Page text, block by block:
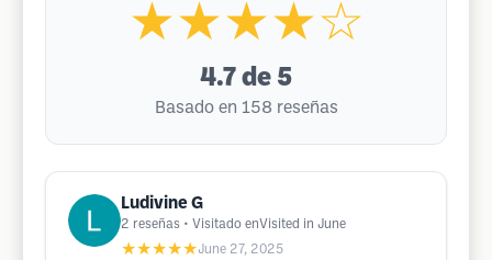
★★★★☆
4.7 de 5
Basado en 158 reseñas
Ludivine G
2 reseñas • Visitado enVisited in June
★★★★★June 27, 2025